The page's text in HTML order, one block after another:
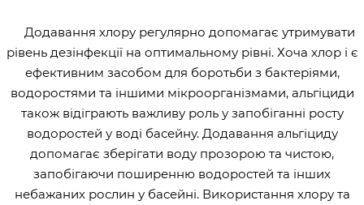
Додавання хлору регулярно допомагає утримувати
рівень дезінфекції на оптимальному рівні. Хоча хлор і є
ефективним засобом для боротьби з бактеріями,
водоростями та іншими мікроорганізмами, альгіциди
також відіграють важливу роль у запобіганні росту
водоростей у воді басейну. Додавання альгіциду
допомагає зберігати воду прозорою та чистою,
запобігаючи поширенню водоростей та інших
небажаних рослин у басейні. Використання хлору та